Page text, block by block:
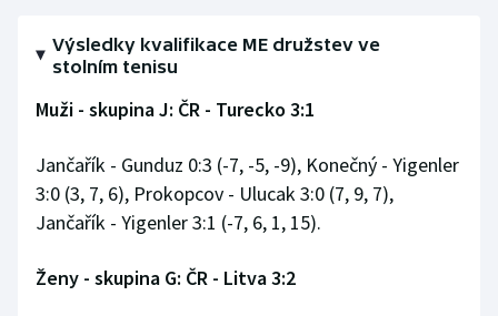
Vodní slalom
Výsledky kvalifikace ME družstev ve
stolním tenisu
Muži - skupina J: ČR - Turecko 3:1
Jančařík - Gunduz 0:3 (-7, -5, -9), Konečný - Yigenler
3:0 (3, 7, 6), Prokopcov - Ulucak 3:0 (7, 9, 7),
Jančařík - Yigenler 3:1 (-7, 6, 1, 15).
Ženy - skupina G: ČR - Litva 3:2